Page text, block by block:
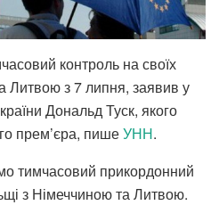
контроль на своїх
Литвою з 7 липня, заявив у
Дональд Туск, якого
прем’єра, пишеУНН.
тимчасовий прикордонний
з Німеччиною та Литвою.